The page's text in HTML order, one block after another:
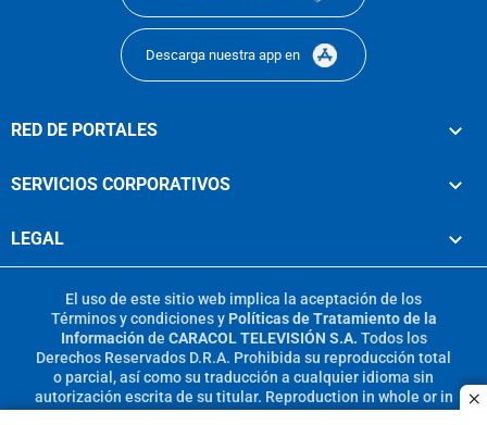
Descarga nuestra app en
RED DE PORTALES
SERVICIOS CORPORATIVOS
LEGAL
El uso de este sitio web implica la aceptación de los
Términos y condicionesy Políticas de Tratamiento de la
Información de CARACOL TELEVISIÓN S.A. Todos los
Derechos Reservados D.R.A. Prohibida su reproducción total
o parcial, así como su traducción a cualquier idioma sin
autorización escrita de su titular. Reproduction in whole or in